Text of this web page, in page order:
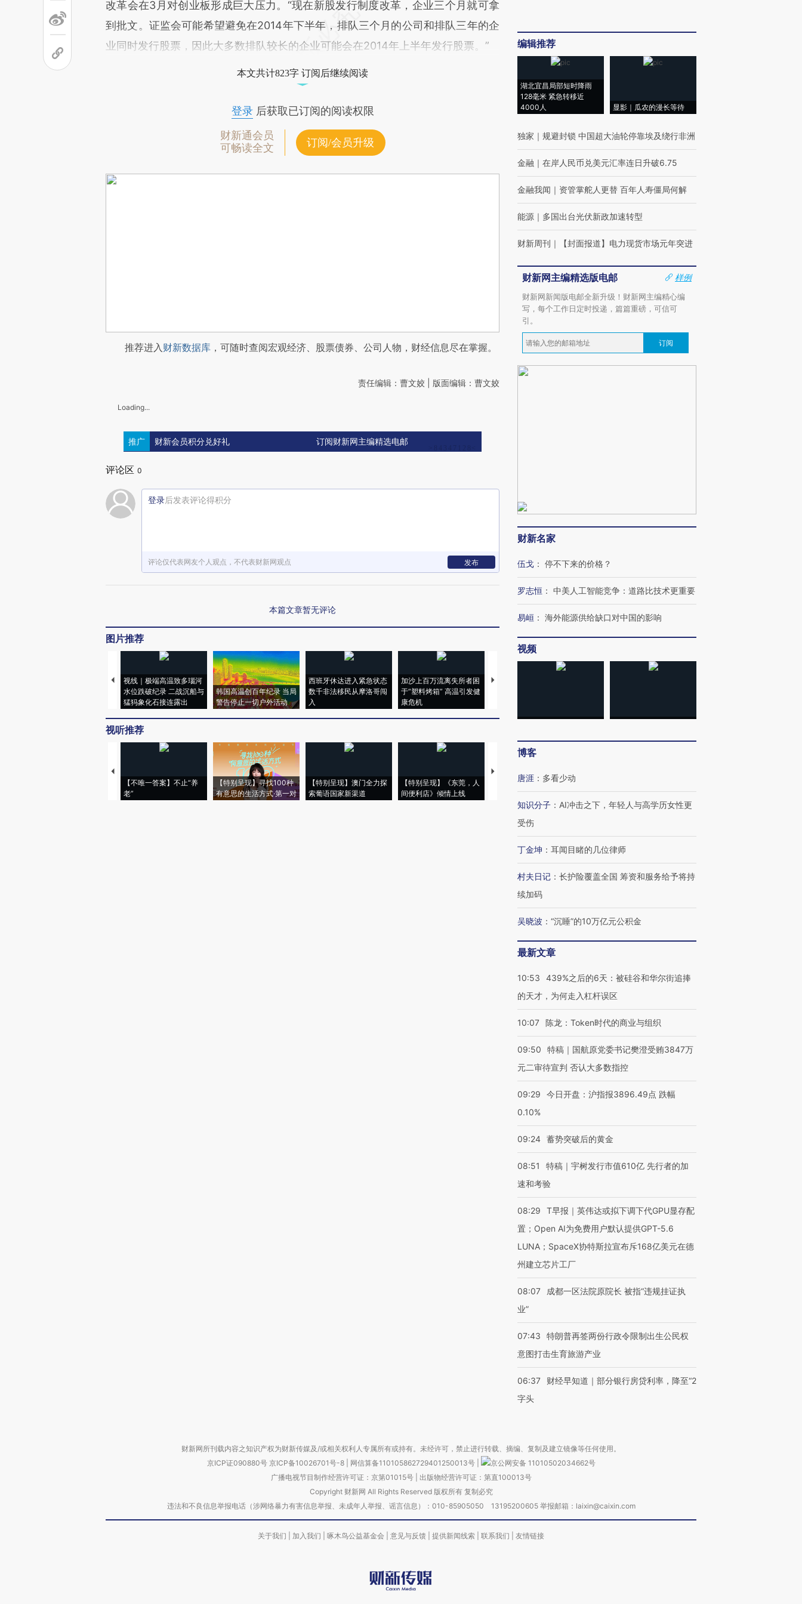
改革会在3月对创业板形成巨大压力。“现在新股发行制度改革，企业三个月就可拿
到批文。证监会可能希望避免在2014年下半年，排队三个月的公司和排队三年的企
业同时发行股票，因此大多数排队较长的企业可能会在2014年上半年发行股票。”
本文共计823字 订阅后继续阅读
登录后获取已订阅的阅读权限
财新通会员
可畅读全文
订阅/会员升级
推荐进入财新数据库 ，可随时查阅宏观经济、股票债券、公司人物，财经信息尽在掌握。
责任编辑：曹文姣 | 版面编辑：曹文姣
Loading...
推广 财新会员积分兑好礼 订阅财新网主编精选电邮
评论区 0
登录后发表评论得积分
评论仅代表网友个人观点，不代表财新网观点 发布
本篇文章暂无评论
图片推荐
视线｜极端高温致多瑙河
水位跌破纪录 二战沉船与
猛犸象化石接连露出
韩国高温创百年纪录 当局
警告停止一切户外活动
西班牙休达进入紧急状态
数千非法移民从摩洛哥闯
入
加沙上百万流离失所者困
于“塑料烤箱” 高温引发健
康危机
视线｜HYROX的吸金
视听推荐
【不唯一答案】不止“养
老”
【特别呈现】寻找100种
有意思的生活方式·第一对
【特别呈现】澳门全力探
索葡语国家新渠道
【特别呈现】《东莞，人
间便利店》倾情上线
【推广】走进第四届链博
会，让数智科技“链”接产
有意思的生活方式·第三对
住三大增长引擎是什么？
编辑推荐
湖北宜昌局部短时降雨
128毫米 紧急转移近
4000人
显影｜瓜农的漫长等待
独家 ｜ 规避封锁 中国超大油轮停靠埃及绕行非洲
金融 ｜ 在岸人民币兑美元汇率连日升破6.75
金融我闻 ｜ 资管掌舵人更替 百年人寿僵局何解
能源 ｜ 多国出台光伏新政加速转型
财新周刊 ｜ 【封面报道】电力现货市场元年突进
财新网主编精选版电邮
样例
财新网新闻版电邮全新升级！财新网主编精心编
写，每个工作日定时投递，篇篇重磅，可信可
引。
订阅
财新名家
伍戈 ： 停不下来的价格？
罗志恒 ： 中美人工智能竞争：道路比技术更重要
易峘 ： 海外能源供给缺口对中国的影响
视频
博客
唐涯 ： 多看少动
知识分子 ： AI冲击之下，年轻人与高学历女性更
受伤
丁金坤 ： 耳闻目睹的几位律师
村夫日记 ： 长护险覆盖全国 筹资和服务给予将持
续加码
吴晓波 ： “沉睡”的10万亿元公积金
最新文章
10:53
439%之后的6天：被硅谷和华尔街追捧
的天才，为何走入杠杆误区
10:07 陈龙：Token时代的商业与组织
09:50
特稿｜国航原党委书记樊澄受贿3847万
元二审待宣判 否认大多数指控
09:29
今日开盘：沪指报3896.49点 跌幅
0.10%
09:24 蓄势突破后的黄金
08:51
特稿｜宇树发行市值610亿 先行者的加
速和考验
08:29
T早报｜英伟达或拟下调下代GPU显存配
置；Open AI为免费用户默认提供GPT-5.6
LUNA；SpaceX协特斯拉宣布斥168亿美元在德
州建立芯片工厂
08:07
成都一区法院原院长 被指“违规挂证执
业”
07:43
特朗普再签两份行政令限制出生公民权
意图打击生育旅游产业
06:37
财经早知道｜部分银行房贷利率，降至“2
字头
财新网所刊载内容之知识产权为财新传媒及/或相关权利人专属所有或持有。未经许可，禁止进行转载、摘编、复制及建立镜像等任何使用。
京ICP证090880号 京ICP备10026701号-8 网信算备110105862729401250013号
京公网安备 11010502034662号
广播电视节目制作经营许可证：京第01015号| 出版物经营许可证：第直100013号
Copyright 财新网 All Rights Reserved 版权所有 复制必究
违法和不良信息举报电话（涉网络暴力有害信息举报、未成年人举报、谣言信息）：010-85905050 13195200605 举报邮箱：laixin@caixin.com
关于我们 加入我们 啄木鸟公益基金会 意见与反馈 提供新闻线索 联系我们 友情链接